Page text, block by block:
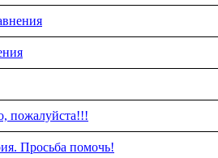
пожалуйста!!!
Просьба помочь!